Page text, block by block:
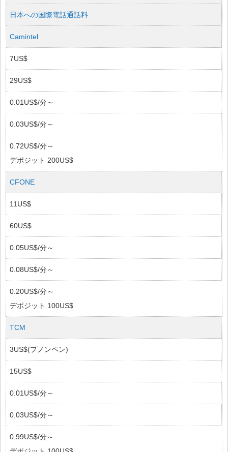
日本への国際電話通話料
Camintel
7US$
29US$
0.01US$/分～
0.03US$/分～
0.72US$/分～
デポジット 200US$
CFONE
11US$
60US$
0.05US$/分～
0.08US$/分～
0.20US$/分～
デポジット 100US$
TCM
3US$(プノンペン)
15US$
0.01US$/分～
0.03US$/分～
0.99US$/分～